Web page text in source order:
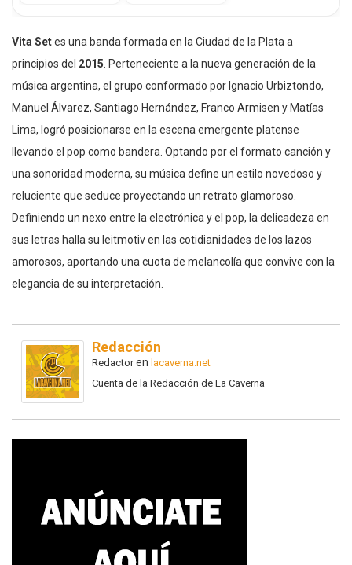
Vita Setes una banda formada en la Ciudad de la Plata a
principios del 2015 . Perteneciente a la nueva generación de la
música argentina, el grupo conformado por Ignacio Urbiztondo,
Manuel Álvarez, Santiago Hernández, Franco Armisen y Matías
Lima, logró posicionarse en la escena emergente platense
llevando el pop como bandera. Optando por el formato canción y
una sonoridad moderna, su música define un estilo novedoso y
reluciente que seduce proyectando un retrato glamoroso.
Definiendo un nexo entre la electrónica y el pop, la delicadeza en
sus letras halla su leitmotiv en las cotidianidades de los lazos
amorosos, aportando una cuota de melancolía que convive con la
elegancia de su interpretación.
Redacción
Redactoren lacaverna.net
Cuenta de la Redacción de La Caverna